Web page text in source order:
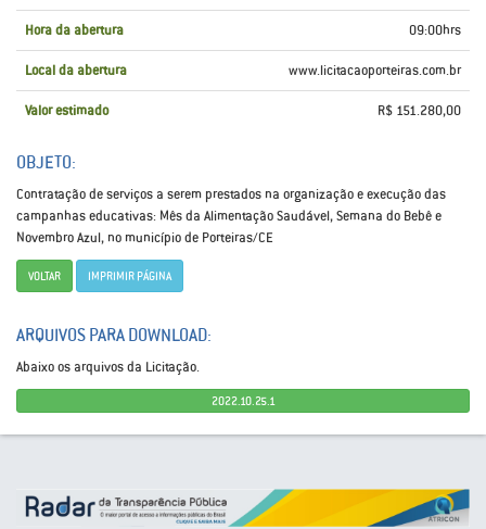
Hora da abertura 09:00hrs
Local da abertura www.licitacaoporteiras.com.br
Valor estimado R$ 151.280,00
OBJETO:
Contratação de serviços a serem prestados na organização e execução das
campanhas educativas: Mês da Alimentação Saudável, Semana do Bebê e
Novembro Azul, no município de Porteiras/CE
VOLTAR IMPRIMIR PÁGINA
ARQUIVOS PARA DOWNLOAD:
Abaixo os arquivos da Licitação.
2022.10.25.1